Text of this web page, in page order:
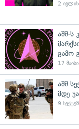
2
აშშ-ს
გამო
17
აშშ
მდე
9